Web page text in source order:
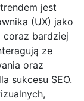
jest
(UX) jako
coraz bardziej
ze
oraz
sukcesu SEO.